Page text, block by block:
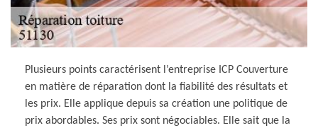
Plusieurs points caractérisent l’entreprise ICP Couverture
en matière de réparation dont la fiabilité des résultats et
les prix. Elle applique depuis sa création une politique de
prix abordables. Ses prix sont négociables. Elle sait que la